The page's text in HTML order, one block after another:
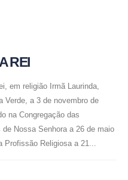
REI
em religião Irmã Laurinda,
Verde, a 3 de novembro de
na Congregação das
Nossa Senhora a 26 de maio
Profissão Religiosa a 21...